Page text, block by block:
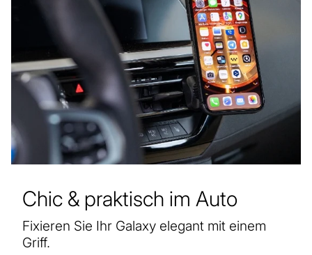
Chic & praktisch im Auto
Fixieren Sie Ihr Galaxy elegant mit einem
Griff.